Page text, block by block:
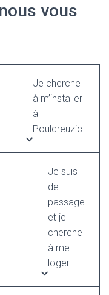
vous
Je cherche
à m’installer
à
Pouldreuzic.
Je suis
de
passage
et je
cherche
à me
loger.